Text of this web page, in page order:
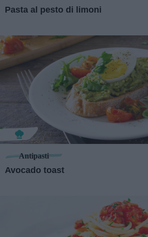
Pasta al pesto di limoni
Antipasti
Avocado toast